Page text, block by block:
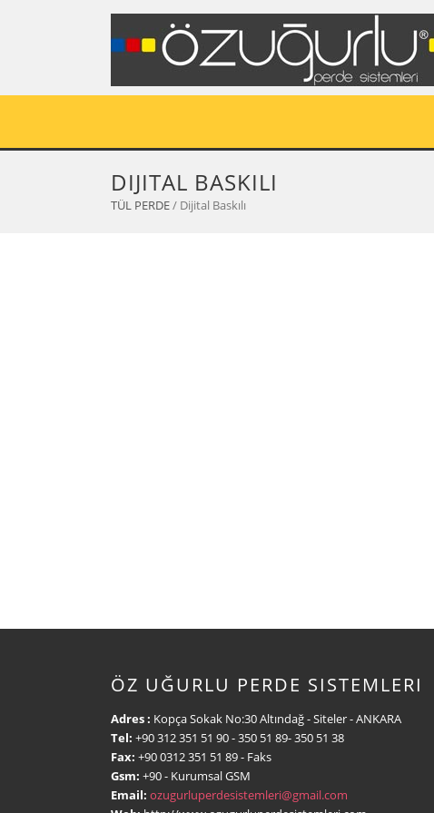
DIJITAL BASKILI
TÜL PERDE/ Dijital Baskılı
ÖZ UĞURLU PERDE SISTEMLERI
Adres : Kopça Sokak No:30 Altındağ - Siteler - ANKARA
Tel: +90 312 351 51 90- 350 51 89- 350 51 38
Fax: +90 0312 351 51 89- Faks
Gsm: +90- Kurumsal GSM
Email: ozugurluperdesistemleri@gmail.com